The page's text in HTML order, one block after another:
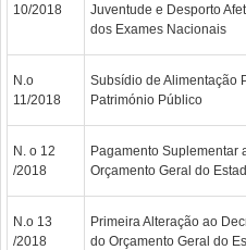
10/2018
Juventude e Desporto
dos Exames Nacionais
N.o
11/2018
Subsídio de Alimentação
Património Público
N. o 12
/2018
Pagamento Suplementar
Orçamento Geral do
N.o 13
/2018
Primeira Alteração ao
do Orçamento Geral do